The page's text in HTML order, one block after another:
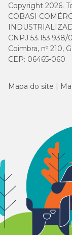
Copyright 2026.
COBASI
CNPJ
Coimbra, nº 210,
CEP: 06465-060
Mapa do site